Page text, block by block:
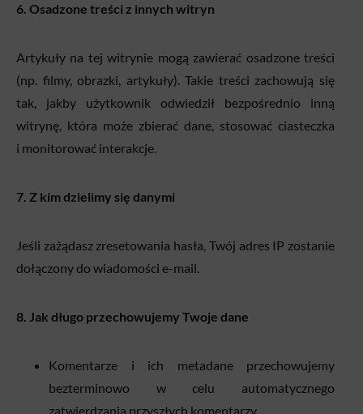
6. Osadzone treści z innych witryn
Artykuły na tej witrynie mogą zawierać osadzone treści
(np. filmy, obrazki, artykuły). Takie treści zachowują się
tak, jakby użytkownik odwiedził bezpośrednio inną
witrynę, która może zbierać dane, stosować ciasteczka
i monitorować interakcje.
7. Z kim dzielimy się danymi
Jeśli zażądasz zresetowania hasła, Twój adres IP zostanie
dołączony do wiadomości e-mail.
8. Jak długo przechowujemy Twoje dane
Komentarze i ich metadane przechowujemy
bezterminowo w celu automatycznego
zatwierdzania przyszłych komentarzy.